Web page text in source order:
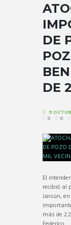
DE
DE
9
0 0
El
recibió al
Jarsún,
más de